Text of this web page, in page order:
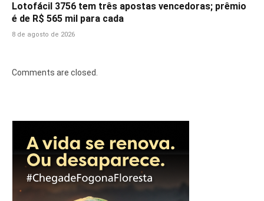
Lotofácil 3756 tem três apostas vencedoras; prêmio
é de R$ 565 mil para cada
8 de agosto de 2026
Comments are closed.